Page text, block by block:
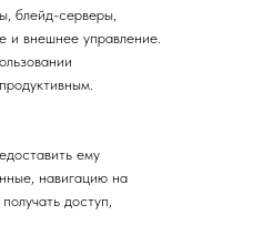
блейд-серверы,
и внешнее управление.
ему
навигацию на
доступ,